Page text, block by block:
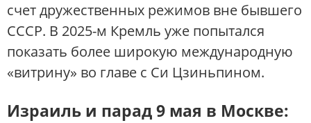
счет дружественных режимов вне бывшего
СССР. В 2025-м Кремль уже попытался
показать более широкую международную
«витрину» во главе с Си Цзиньпином.
Израиль и парад 9 мая в Москве: